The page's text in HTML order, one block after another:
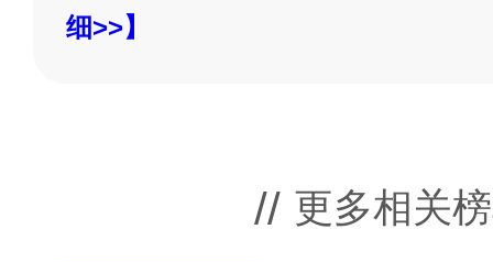
细>>】
更多相关